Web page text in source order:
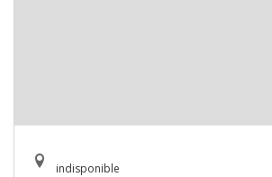
indisponible